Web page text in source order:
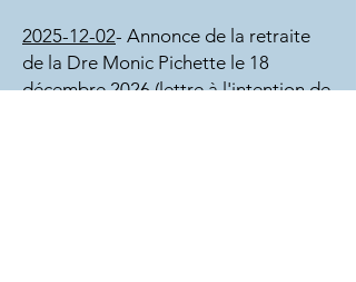
2025-12-02- Annonce de la retraite
de la Dre Monic Pichette le 18
décembre 2026 (lettre à l'intention de